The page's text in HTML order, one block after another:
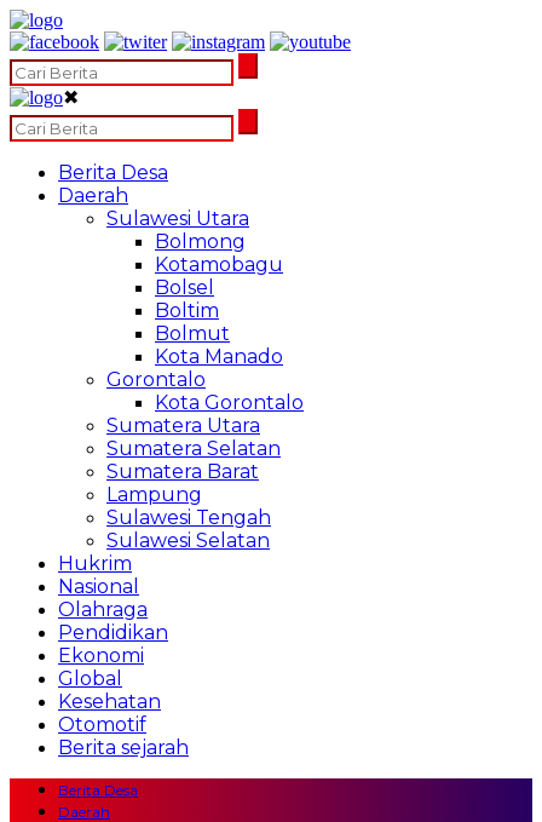
✖
Berita Desa
Daerah
Sulawesi Utara
Bolmong
Kotamobagu
Bolsel
Boltim
Bolmut
Kota Manado
Gorontalo
Kota Gorontalo
Sumatera Utara
Sumatera Selatan
Sumatera Barat
Lampung
Sulawesi Tengah
Sulawesi Selatan
Hukrim
Nasional
Olahraga
Pendidikan
Ekonomi
Global
Kesehatan
Otomotif
Berita sejarah
Berita Desa
Daerah